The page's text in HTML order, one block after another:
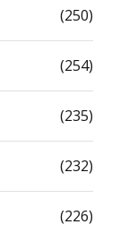
(250)
(254)
(235)
(232)
(226)